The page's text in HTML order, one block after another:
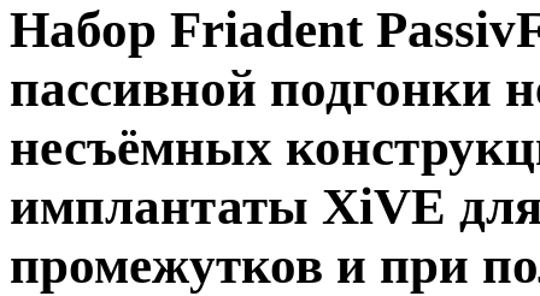
Набор Friadent
паcсивной подгонки
несъёмных
имплантаты XiVE
промежутков и при